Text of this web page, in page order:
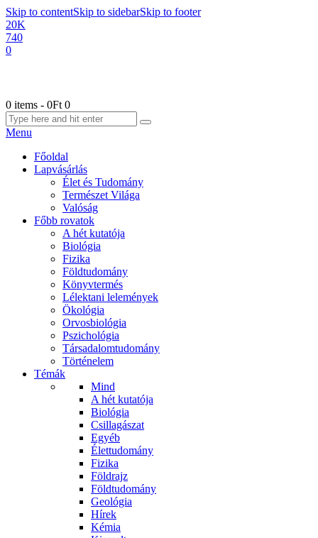
Skip to contentSkip to sidebarSkip to footer
20K
740
0
0 items - 0Ft 0
Menu
Főoldal
Lapvásárlás
Élet és Tudomány
Természet Világa
Valóság
Főbb rovatok
A hét kutatója
Biológia
Fizika
Földtudomány
Könyvtermés
Lélektani lelemények
Ökológia
Orvosbiológia
Pszichológia
Társadalomtudomány
Történelem
Témák
Mind
A hét kutatója
Biológia
Csillagászat
Egyéb
Élettudomány
Fizika
Földrajz
Földtudomány
Geológia
Hírek
Kémia